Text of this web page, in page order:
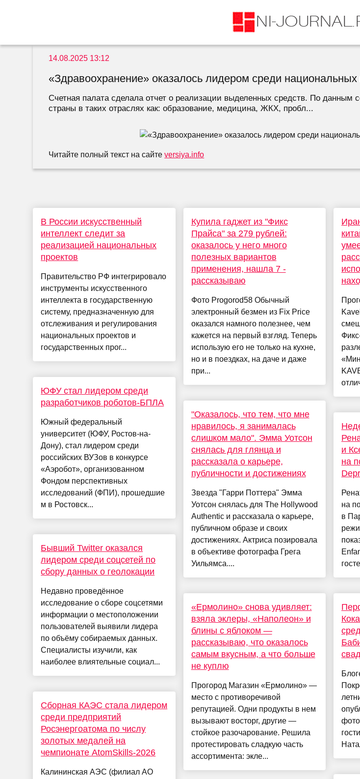
14.08.2025 13:12
«Здравоохранение» оказалось лидером среди
Счетная палата сделала отчет о реализации выделенных средств. По данным
страны в таких отраслях как: образование, медицина, ЖКХ, пробл...
Читайте полный текст на сайтеversiya.info
В России искусственный
интеллект следит за
реализацией национальных
проектов
Правительство РФ интегрировало
инструменты искусственного
интеллекта в государственную
систему, предназначенную для
отслеживания и регулирования
национальных проектов и
государственных прог...
ЮФУ стал лидером среди
разработчиков роботов-БПЛА
Южный федеральный
университет (ЮФУ, Ростов-на-
Дону), стал лидером среди
российских ВУЗов в конкурсе
«Аэробот», организованном
Фондом перспективных
исследований (ФПИ), прошедшие
м в Ростовск...
Бывший Twitter оказался
лидером среди соцсетей по
сбору данных о геолокации
Недавно проведённое
исследование о сборе соцсетями
информации о местоположении
пользователей выявили лидера
по объёму собираемых данных.
Специалисты изучили, как
наиболее влиятельные социал...
Сборная КАЭС стала лидером
среди предприятий
Росэнергоатома по числу
золотых медалей на
чемпионате AtomSkills-2026
Калининская АЭС (филиал АО
Купила гаджет из "Фикс
Прайса" за 279 рублей:
оказалось у него много
полезных вариантов
применения, нашла 7 -
рассказываю
Фото Progorod58 Обычный
электронный безмен из Fix Price
оказался намного полезнее, чем
кажется на первый взгляд. Теперь
использую его не только на кухне,
но и в поездках, на даче и даже
при...
"Оказалось, что тем, что мне
нравилось, я занималась
слишком мало". Эмма Уотсон
снялась для глянца и
рассказала о карьере,
публичности и достижениях
Звезда "Гарри Поттера" Эмма
Уотсон снялась для The Hollywood
Authentic и рассказала о карьере,
публичном образе и своих
достижениях. Актриса позировала
в объективе фотографа Грега
Уильямса....
«Ермолино» снова удивляет:
взяла эклеры, «Наполеон» и
блины с яблоком —
рассказываю, что оказалось
самым вкусным, а что больше
не куплю
Прогород Магазин «Ермолино» —
место с противоречивой
репутацией. Одни продукты в нем
вызывают восторг, другие —
стойкое разочарование. Решила
протестировать сладкую часть
ассортимента: экле...
и
на
на
в